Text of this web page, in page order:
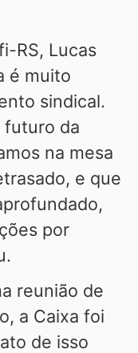
RS, Lucas
é muito
sindical.
futuro da
na mesa
e que
por
reunião de
a Caixa foi
de isso